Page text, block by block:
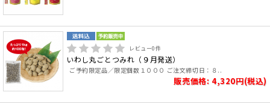
レビュー0件
いわし丸ごとつみれ（９月発送）
ご予約限定品／限定個数１０００ ご注文締切日：８..
販売価格: 4,320円(税込)